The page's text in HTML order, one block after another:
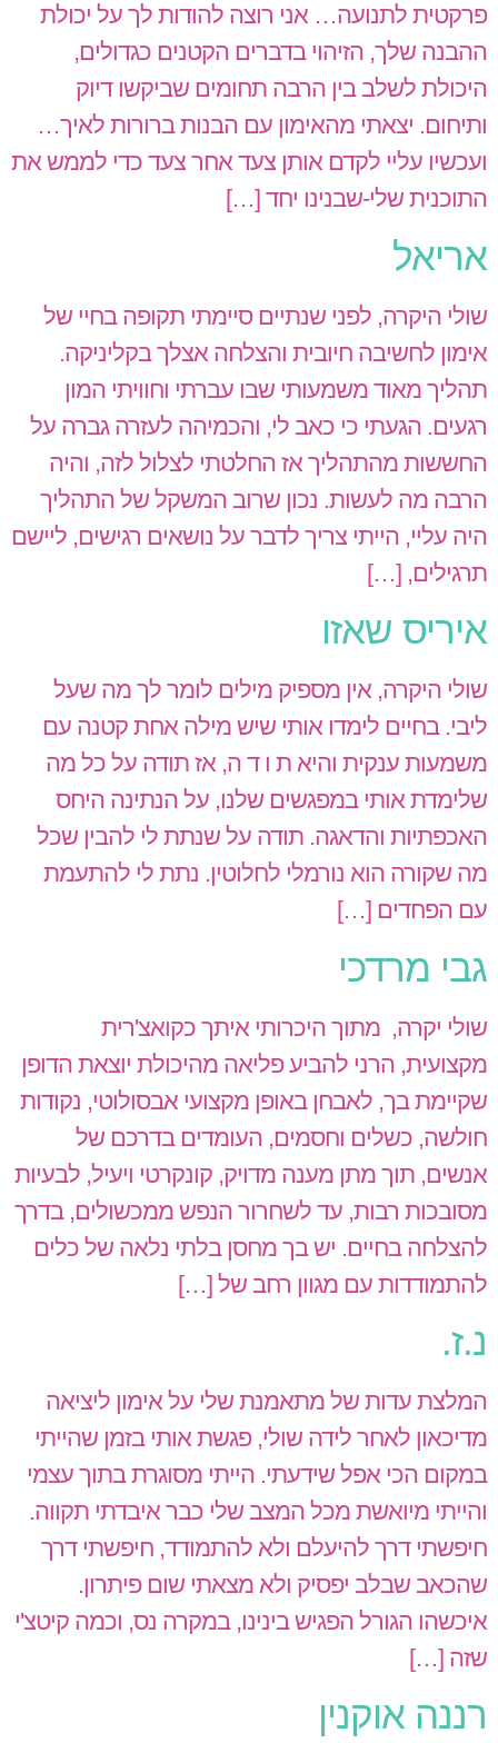
פרקטית לתנועה… אני רוצה להודות לך על יכולת
ההבנה שלך, הזיהוי בדברים הקטנים כגדולים,
היכולת לשלב בין הרבה תחומים שביקשו דיוק
ותיחום. יצאתי מהאימון עם הבנות ברורות לאיך…
ועכשיו עליי לקדם אותן צעד אחר צעד כדי לממש את
התוכנית שלי-שבנינו יחד […]
אריאל
שולי היקרה, לפני שנתיים סיימתי תקופה בחיי של
אימון לחשיבה חיובית והצלחה אצלך בקליניקה.
תהליך מאוד משמעותי שבו עברתי וחוויתי המון
רגעים. הגעתי כי כאב לי, והכמיהה לעזרה גברה על
החששות מהתהליך אז החלטתי לצלול לזה, והיה
הרבה מה לעשות. נכון שרוב המשקל של התהליך
היה עליי, הייתי צריך לדבר על נושאים רגישים, ליישם
תרגילים, […]
איריס שאזו
שולי היקרה, אין מספיק מילים לומר לך מה שעל
ליבי. בחיים לימדו אותי שיש מילה אחת קטנה עם
משמעות ענקית והיא ת ו ד ה, אז תודה על כל מה
שלימדת אותי במפגשים שלנו, על הנתינה היחס
האכפתיות והדאגה. תודה על שנתת לי להבין שכל
מה שקורה הוא נורמלי לחלוטין. נתת לי להתעמת
עם הפחדים […]
גבי מרדכי
שולי יקרה, מתוך היכרותי איתך כקואצ'רית
מקצועית, הרני להביע פליאה מהיכולת יוצאת הדופן
שקיימת בך, לאבחן באופן מקצועי אבסולוטי, נקודות
חולשה, כשלים וחסמים, העומדים בדרכם של
אנשים, תוך מתן מענה מדויק, קונקרטי ויעיל, לבעיות
מסובכות רבות, עד לשחרור הנפש ממכשולים, בדרך
להצלחה בחיים. יש בך מחסן בלתי נלאה של כלים
להתמודדות עם מגוון רחב של […]
נ.ז.
המלצת עדות של מתאמנת שלי על אימון ליציאה
מדיכאון לאחר לידה שולי, פגשת אותי בזמן שהייתי
במקום הכי אפל שידעתי. הייתי מסוגרת בתוך עצמי
והייתי מיואשת מכל המצב שלי כבר איבדתי תקווה.
חיפשתי דרך להיעלם ולא להתמודד, חיפשתי דרך
שהכאב שבלב יפסיק ולא מצאתי שום פיתרון.
איכשהו הגורל הפגיש בינינו, במקרה נס, וכמה קיטצ'י
שזה […]
רננה אוקנין